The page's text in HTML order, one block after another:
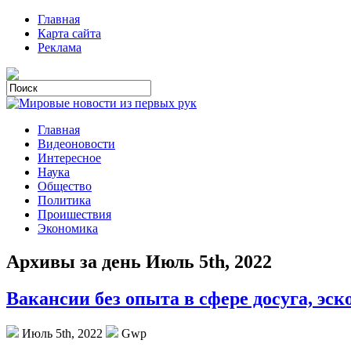
Главная
Карта сайта
Реклама
Главная
Видеоновости
Интересное
Наука
Общество
Политика
Проишествия
Экономика
Архивы за день Июль 5th, 2022
Вакансии без опыта в сфере досуга,
Июль 5th, 2022
Gwp